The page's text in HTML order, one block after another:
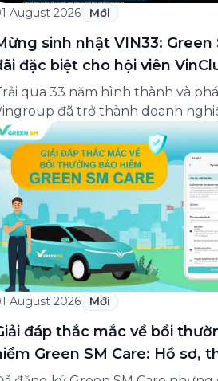
August 2026 Mới
sinh nhật VIN33: Green
đặc biệt cho hội viên
qua 33 năm hình thành và
đã trở thành doanh
đa ngành lớn nhất Việt
nghiệp lớn nhất Đông Nam
bảng xếp hạng của Tạp chí
Nhân kỷ niệm 33 năm thành lập (8/
8/8/2026), Green SM trân […]
August 2026 Mới
đáp thắc mắc về bồi
Green SM Care: Hồ sơ,
cách liên hệ hỗ trợ